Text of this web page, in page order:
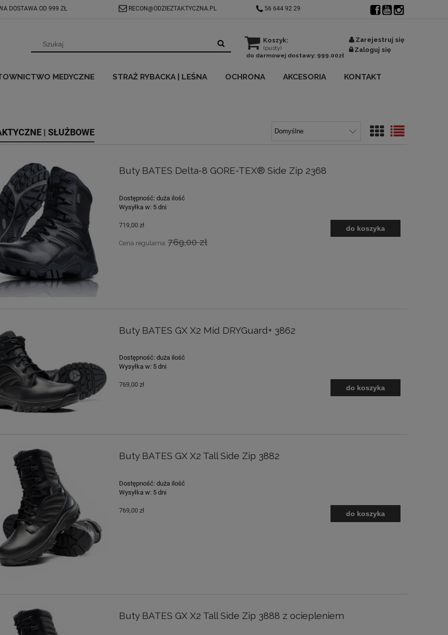
Zarejestruj się
Zaloguj się
Koszyk:
(pusty)
do darmowej dostawy: 999.00zł
MEDYCZNE STRAŻ RYBACKA | LEŚNA OCHRONA AKCESORIA KONTAKT
DOSTAWA OD 999 ZŁ 56 644 92 29
RECON@ODZIEZTAKTYCZNA.PL
| SŁUŻBOWE
Buty BATES Delta-8 GORE-TEX® Side Zip 2368
Dostępność: duża ilość
Wysyłka w: 5 dni
719,00 zł
Cena regularna: 769,00 zł
do koszyka
Buty BATES GX X2 Mid DRYGuard+ 3862
Dostępność: duża ilość
Wysyłka w: 5 dni
769,00 zł do koszyka
Buty BATES GX X2 Tall Side Zip 3882
Dostępność: duża ilość
Wysyłka w: 5 dni
769,00 zł do koszyka
Buty BATES GX X2 Tall Side Zip 3888 z ociepleniem